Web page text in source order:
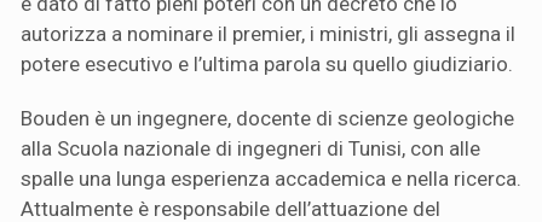
autorizza a nominare il premier, i ministri, gli assegna il
potere esecutivo e l’ultima parola su quello giudiziario.
Bouden è un ingegnere, docente di scienze geologiche
alla Scuola nazionale di ingegneri di Tunisi, con alle
spalle una lunga esperienza accademica e nella ricerca.
Attualmente è responsabile dell’attuazione del